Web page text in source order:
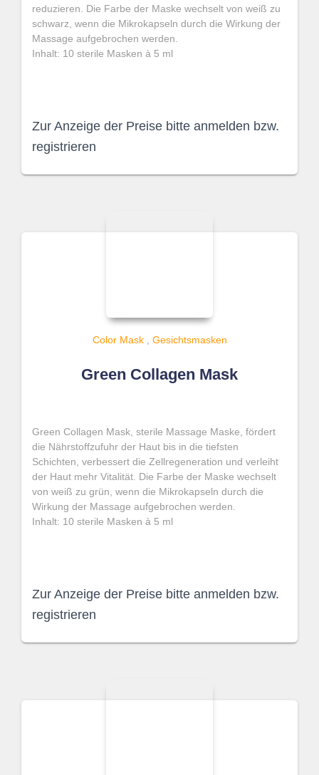
reduzieren. Die Farbe der Maske wechselt von weiß zu
schwarz, wenn die Mikrokapseln durch die Wirkung der
Massage aufgebrochen werden.
Inhalt: 10 sterile Masken à 5 ml
Zur Anzeige der Preise bitte anmelden bzw.
registrieren
Color Mask, Gesichtsmasken
Green Collagen Mask
Green Collagen Mask, sterile Massage Maske, fördert
die Nährstoffzufuhr der Haut bis in die tiefsten
Schichten, verbessert die Zellregeneration und verleiht
der Haut mehr Vitalität. Die Farbe der Maske wechselt
von weiß zu grün, wenn die Mikrokapseln durch die
Wirkung der Massage aufgebrochen werden.
Inhalt: 10 sterile Masken à 5 ml
Zur Anzeige der Preise bitte anmelden bzw.
registrieren